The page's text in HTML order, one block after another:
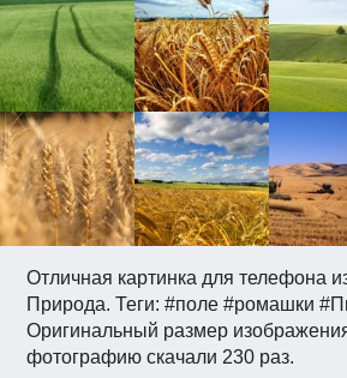
Отличная картинка для телефона
Природа. Теги: #поле #ромашки
Оригинальный размер
фотографию скачали 230 раз.